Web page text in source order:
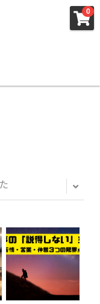
0
ー・プロフィ
すか？
×
×